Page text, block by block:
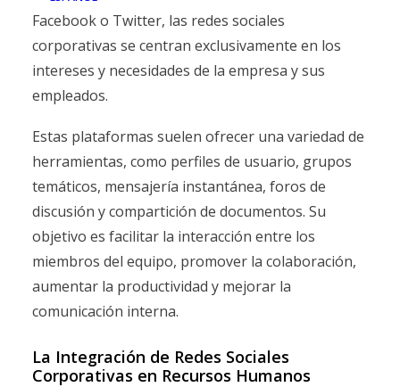
Facebook o Twitter, las redes sociales
corporativas se centran exclusivamente en los
intereses y necesidades de la empresa y sus
empleados.
Estas plataformas suelen ofrecer una variedad de
herramientas, como perfiles de usuario, grupos
temáticos, mensajería instantánea, foros de
discusión y compartición de documentos. Su
objetivo es facilitar la interacción entre los
miembros del equipo, promover la colaboración,
aumentar la productividad y mejorar la
comunicación interna.
La Integración de Redes Sociales
Corporativas en Recursos Humanos